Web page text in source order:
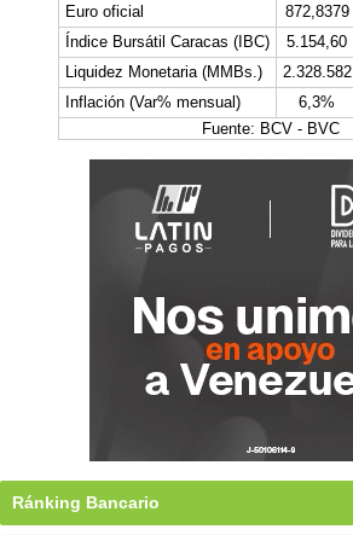
Euro oficial
872,8379
Índice Bursátil Caracas (IBC)
5.154,60
Liquidez Monetaria (MMBs.)
2.328.582
Inflación (Var% mensual)
6,3%
Fuente: BCV - BVC
Ránking Bancario